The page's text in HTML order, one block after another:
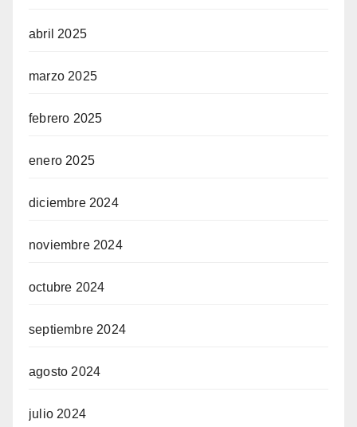
abril 2025
marzo 2025
febrero 2025
enero 2025
diciembre 2024
noviembre 2024
octubre 2024
septiembre 2024
agosto 2024
julio 2024